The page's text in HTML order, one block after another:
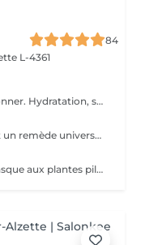
84
L-4361
La gamme des Essentiels vous fera rayonner. Hydratation, souplesse et éclat.
Appelé "l'arbre pharmacie", le Neem est un remède universel en Inde. Profitez de ses bienfaits pour préserver la jeunesse de votre peau.
Soin restructurant d'exception avec masque aux plantes pilées et huiles essentielles précieuses. Soin Fermeté